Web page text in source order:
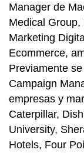
Manager de
Medical
Marketing
Ecommerce,
Previamente
Campaign
empresas y
Caterpillar,
University,
Hotels, Four